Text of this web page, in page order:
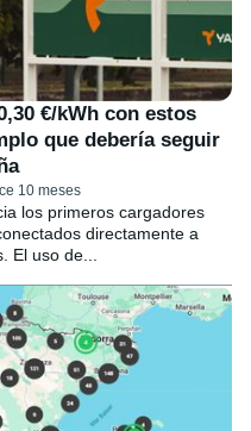
€/kWh con estos
que debería seguir
10 meses
los primeros cargadores
directamente a
El uso de...